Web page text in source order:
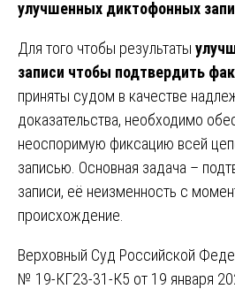
улучшенных диктофонных
Для того чтобы результаты
записи чтобы подтвердить
приняты судом в качестве
доказательства, необходимо
неоспоримую фиксацию всей
записью. Основная задача –
записи, её неизменность с
происхождение.
Верховный Суд Российской
№ 19-КГ23-31-К5 от 19 января